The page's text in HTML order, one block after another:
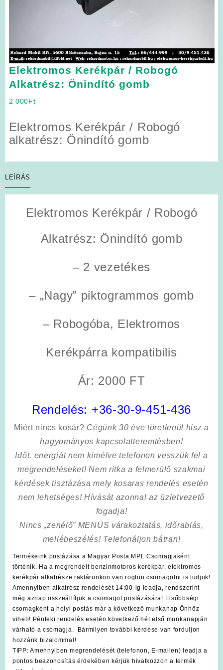
Elektromos Kerékpár / Robogó
Alkatrész: Önindító gomb
2 000Ft
Elektromos Kerékpár / Robogó
alkatrész: Önindító gomb
LEÍRÁS
Elektromos Kerékpár / Robogó
Alkatrész: Önindító gomb
– 2 vezetékes
– „Nagy” piktogrammos gomb
– Robogóba, Elektromos
Kerékpárra kompatibilis
Ár: 2000 FT
Rendelés: +36-30-9-451-436
Miért nincs kosár? Cégünk 30 éve töretlenül hisz a
hagyományos kapcsolatteremtésben!
Időt, energiát nem kímélvetelefonon vesszük fel a
megrendeléseket! Nem ritka a felmerülő szakmai
kérdések tisztázása mely kosaras rendelés esetén
nem lehetséges! Hívását azonnal az üzletvezető
fogadja!
Nincs „zenélő” MENÜS várakoztatás, időrablás,
mellébeszélés! Telefonáljon bátran!
Termékeink postázása a Magyar Posta MPL Csomagjaként
történik. Ha a megrendelt benzinmotoros kerékpár, elektromos
kerékpár alkatrésze raktárunkon van rögtön csomagolni is tudjuk!
Amennyiben alkatrész rendelését 14:00-ig leadja, rendszerint
még aznap összeállítjuk a csomagot postázására! Elsőbbségi
csomagként a helyi postás már a következő munkanap Önhöz
viheti! Pénteki rendelés esetén következő hét első munkanapján
várható a csomagja. Bármilyen további kérdése van forduljon
hozzánk bizalommal!
TIPP: Amennyiben megrendelését (telefonon, E-mailen) leadja a
pontos beazonosítás érdekében kérjük hivatkozzon a termék